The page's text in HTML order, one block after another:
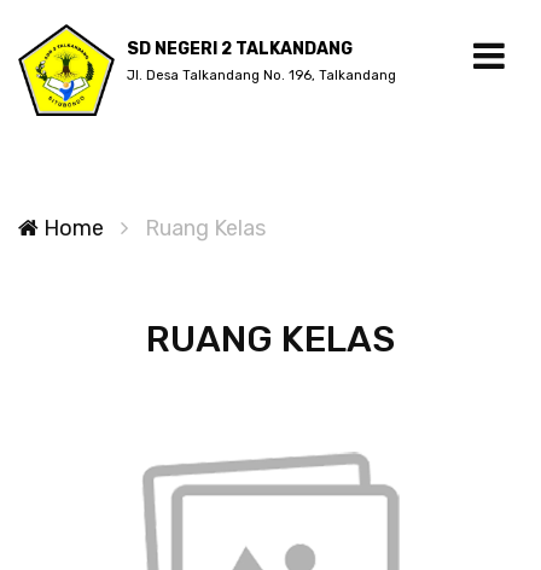
SD NEGERI 2 TALKANDANG
Jl. Desa Talkandang No. 196, Talkandang
Home Ruang Kelas
RUANG KELAS